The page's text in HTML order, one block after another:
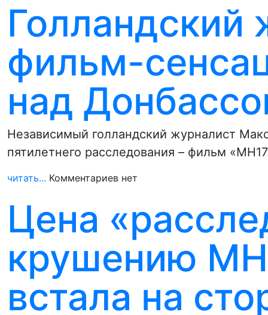
Голландский
фильм-
над
Независимый голландский журналист
пятилетнего расследования – фильм
читать... Комментариев нет
Цена
крушению
встала на